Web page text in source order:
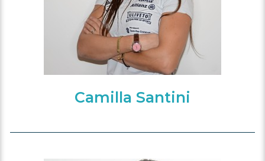
Camilla Santini